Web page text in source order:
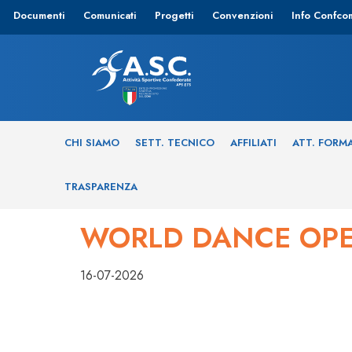
Documenti Comunicati Progetti Convenzioni Info
CHI SIAMO SETT. TECNICO AFFILIATI ATT.
TRASPARENZA
WORLD DANCE
16-07-2026